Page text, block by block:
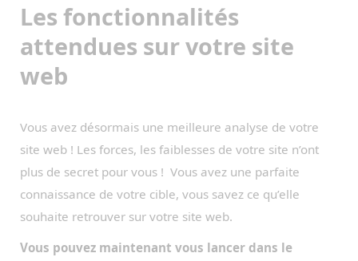
Les fonctionnalités
attendues sur votre site
web
Vous avez désormais une meilleure analyse de votre
site web ! Les forces, les faiblesses de votre site n’ont
plus de secret pour vous ! Vous avez une parfaite
connaissance de votre cible, vous savez ce qu’elle
souhaite retrouver sur votre site web.
Vous pouvez maintenant vous lancer dans le